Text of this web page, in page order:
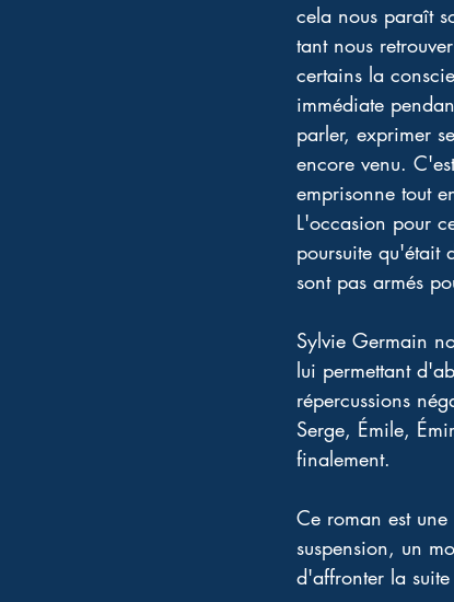
cela nous paraît
tant nous
certains la
immédiate
parler, exprimer
encore venu.
emprisonne tout
L'occasion pour
poursuite qu'était
sont pas armés
Sylvie Germain
lui permettant
répercussions
Serge, Émile,
finalement.
Ce roman est
suspension, un
d'affronter la suite